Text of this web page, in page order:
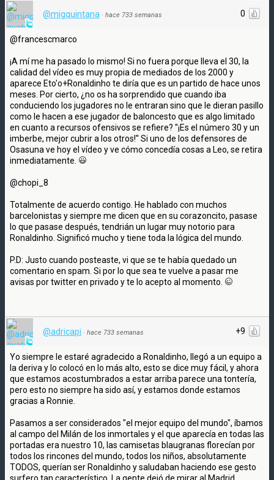
0
@migquintana · hace 733 semanas
@francescmarco
¡A mí me ha pasado lo mismo! Si no fuera porque lleva el 30, la
calidad del vídeo es muy propia de mediados de los 2000 y
aparece Eto'o+Ronaldinho te diría que es un partido de hace unos
meses. Por cierto, ¿no os ha sorprendido que cuando iba
conduciendo los jugadores no le entraran sino que le dieran pasillo
como le hacen a ese jugador de baloncesto que es algo limitado
en cuanto a recursos ofensivos se refiere? ''¡Es el número 30 y un
imberbe, mejor cubrir a los otros!'' Si uno de los defensores de
Osasuna ve hoy el vídeo y ve cómo concedía cosas a Leo, se retira
inmediatamente.
@chopi_8
Totalmente de acuerdo contigo. He hablado con muchos
barcelonistas y siempre me dicen que en su corazoncito, pasase
lo que pasase después, tendrián un lugar muy notorio para
Ronaldinho. Significó mucho y tiene toda la lógica del mundo.
P.D: Justo cuando posteaste, vi que se te había quedado un
comentario en spam. Si por lo que sea te vuelve a pasar me
avisas por twitter en privado y te lo acepto al momento.
+9
@adricapi · hace 733 semanas
Yo siempre le estaré agradecido a Ronaldinho, llegó a un equipo a
la deriva y lo colocó en lo más alto, esto se dice muy fácil, y ahora
que estamos acostumbrados a estar arriba parece una tontería,
pero esto no siempre ha sido así, y estamos donde estamos
gracias a Ronnie.
Pasamos a ser considerados "el mejor equipo del mundo", íbamos
al campo del Milán de los inmortales y el que aparecía en todas las
portadas era nuestro 10, las camisetas blaugranas florecían por
todos los rincones del mundo, todos los niños, absolutamente
TODOS, querían ser Ronaldinho y saludaban haciendo ese gesto